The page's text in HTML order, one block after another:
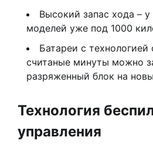
Высокий запас хода –
моделей уже под 1000
Батареи с
считаные минуты можно
разряженный блок на
Технология
управления